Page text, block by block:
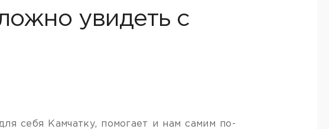
увидеть с
себя Камчатку, помогает и нам самим по-